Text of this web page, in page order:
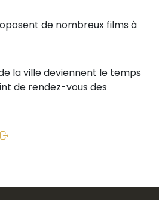
de nombreux films à
la ville deviennent le temps
de rendez-vous des